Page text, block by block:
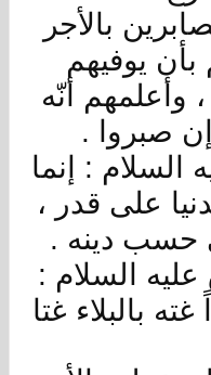
بالأجر
يوفيهم
وأعلمهم أنّه
صبروا .
السلام : إنما
على قدر ،
حسب دينه .
عليه السلام :
بالبلاء غتا